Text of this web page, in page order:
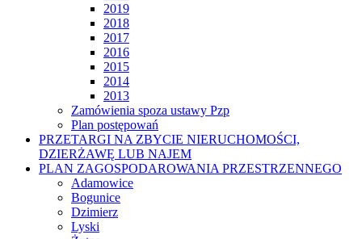
2019
2018
2017
2016
2015
2014
2013
Zamówienia spoza ustawy Pzp
Plan postępowań
PRZETARGI NA ZBYCIE NIERUCHOMOŚCI,
DZIERŻAWĘ LUB NAJEM
PLAN ZAGOSPODAROWANIA PRZESTRZENNEGO
Adamowice
Bogunice
Dzimierz
Lyski